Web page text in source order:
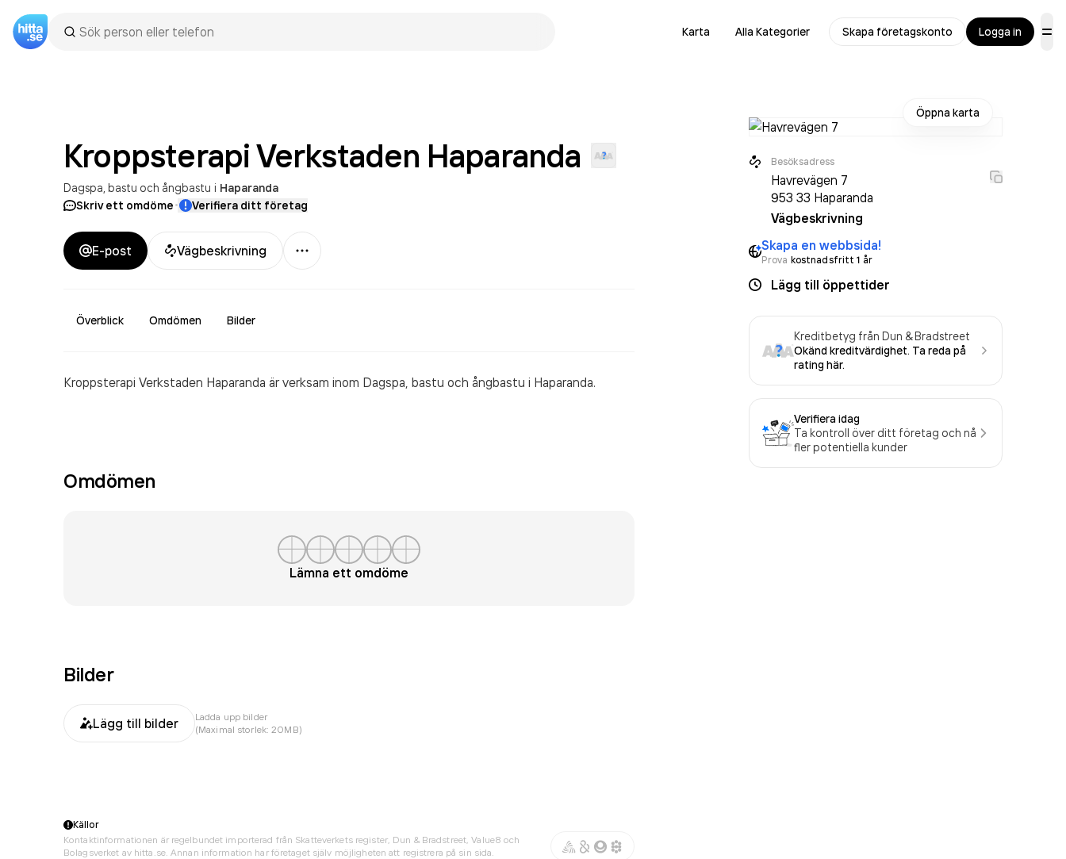
Karta Alla Kategorier Skapa företagskonto Logga in
Kroppsterapi Verkstaden Haparanda
Dagspa, bastu och ångbastu i Haparanda
Skriv ett omdöme· Verifiera ditt företag
E-post Vägbeskrivning
Mer
Överblick Omdömen Bilder
Kroppsterapi Verkstaden Haparanda är verksam inom Dagspa, bastu och ångbastu i Haparanda.
Omdömen
Lämna ett omdöme
Bilder
Lägg till bilder
Ladda upp bilder
(Maximal storlek: 20MB)
Öppna karta
Besöksadress
Havrevägen 7
953 33 Haparanda
Vägbeskrivning
Skapa en webbsida!
Prova kostnadsfritt 1 år
Lägg till öppettider
Kreditbetyg från Dun & Bradstreet
Okänd kreditvärdighet. Ta reda på
rating här.
Verifiera idag
Ta kontroll över ditt företag och nå
fler potentiella kunder
Källor
Kontaktinformationen är regelbundet importerad från Skatteverkets register, Dun & Bradstreet, Value8 och
Bolagsverket av hitta.se. Annan information har företaget själv möjligheten att registrera på sin sida.